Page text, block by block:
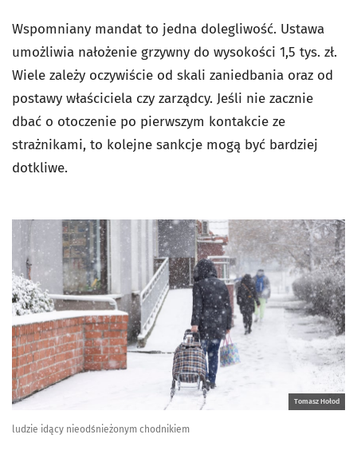
Wspomniany mandat to jedna dolegliwość. Ustawa
umożliwia nałożenie grzywny do wysokości 1,5 tys. zł.
Wiele zależy oczywiście od skali zaniedbania oraz od
postawy właściciela czy zarządcy. Jeśli nie zacznie
dbać o otoczenie po pierwszym kontakcie ze
strażnikami, to kolejne sankcje mogą być bardziej
dotkliwe.
Tomasz Hołod
ludzie idący nieodśnieżonym chodnikiem